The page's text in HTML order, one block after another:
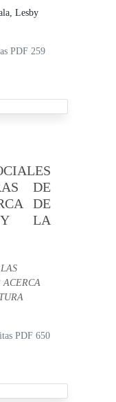
Lesby
PDF 259
DE
DE
Y LA
ACERCA
PDF 650